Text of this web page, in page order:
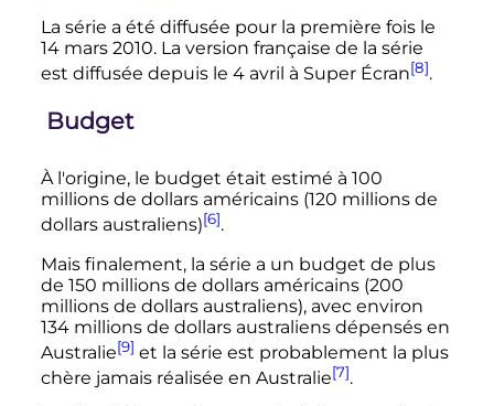
La série a été diffusée pour la première fois le
14 mars 2010. La version française de la série
est diffusée depuis le 4 avril à Super Écran[8].
Budget
À l'origine, le budget était estimé à 100
millions de dollars américains (120 millions de
dollars australiens)[6].
Mais finalement, la série a un budget de plus
de 150 millions de dollars américains (200
millions de dollars australiens), avec environ
134 millions de dollars australiens dépensés en
Australie[9] et la série est probablement la plus
chère jamais réalisée en Australie[7].